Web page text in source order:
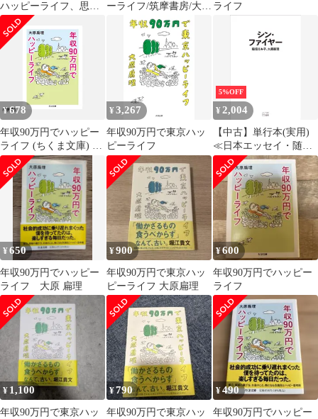
ハッピーライフ、思い
立ったら隠居
ーライフ/筑摩書房/大原
扁理（文庫）
ライフ
¥678
年収90万円でハッピー
ライフ (ちくま文庫) 扁
理, 大原
¥3,267
年収90万円で東京ハッ
ピーライフ
5%OFF
¥2,004
【中古】単行本(実用)
≪日本エッセイ・随筆
≫ シン・ファイヤー /
稲垣えみ子 / 大原扁理
¥650
年収90万円でハッピー
ライフ 大原 扁理
¥900
年収90万円で東京ハッ
ピーライフ 大原扁理
¥600
年収90万円でハッピー
ライフ
¥ 1,100
年収90万円で東京ハッ
¥790
年収90万円で東京ハッ
¥490
年収90万円でハッピー